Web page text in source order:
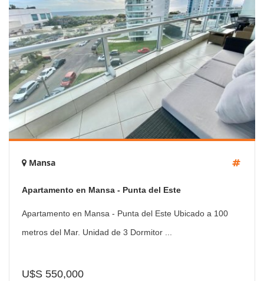
Mansa
Apartamento en Mansa - Punta del Este
Apartamento en Mansa - Punta del Este Ubicado a 100
metros del Mar. Unidad de 3 Dormitor ...
U$S 550,000